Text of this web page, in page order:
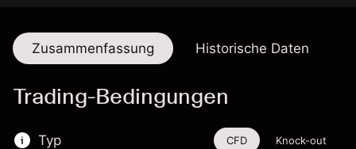
Zusammenfassung Historische Daten
Trading-Bedingungen
Typ CFD Knock-out